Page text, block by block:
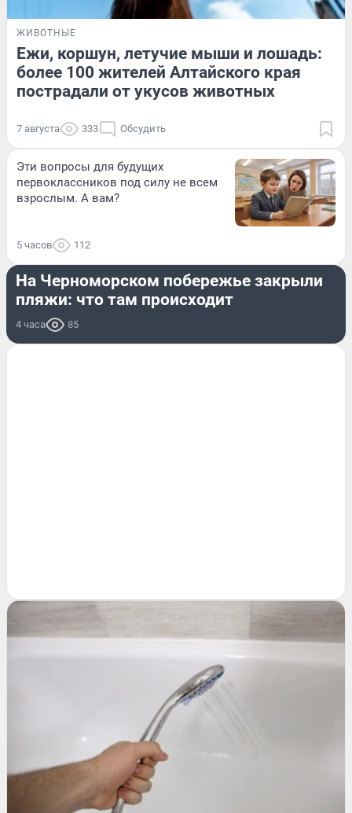
ЖИВОТНЫЕ
Ежи, коршун, летучие мыши и лошадь:
более 100 жителей Алтайского края
пострадали от укусов животных
7 августа 333 Обсудить
Эти вопросы для будущих
первоклассников под силу не всем
взрослым. А вам?
5 часов 112
ПРОИСШЕСТВИЯ
На Черноморском побережье закрыли
пляжи: что там происходит
4 часа 85